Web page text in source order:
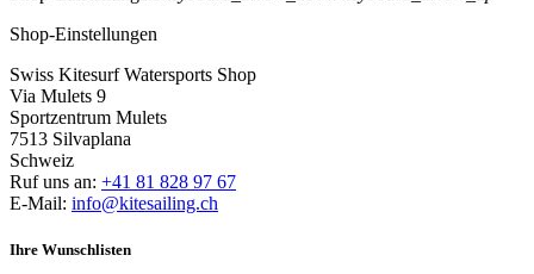
Shop-Einstellungen
Swiss Kitesurf Watersports Shop
Via Mulets 9
Sportzentrum Mulets
7513 Silvaplana
Schweiz
Ruf uns an: +41 81 828 97 67
E-Mail: info@kitesailing.ch
Ihre Wunschlisten